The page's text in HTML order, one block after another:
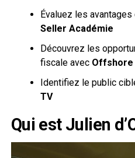
Évaluez les
Seller Académie
Découvrez les
fiscale avec Offshore
Identifiez le public
TV
Qui est Julien